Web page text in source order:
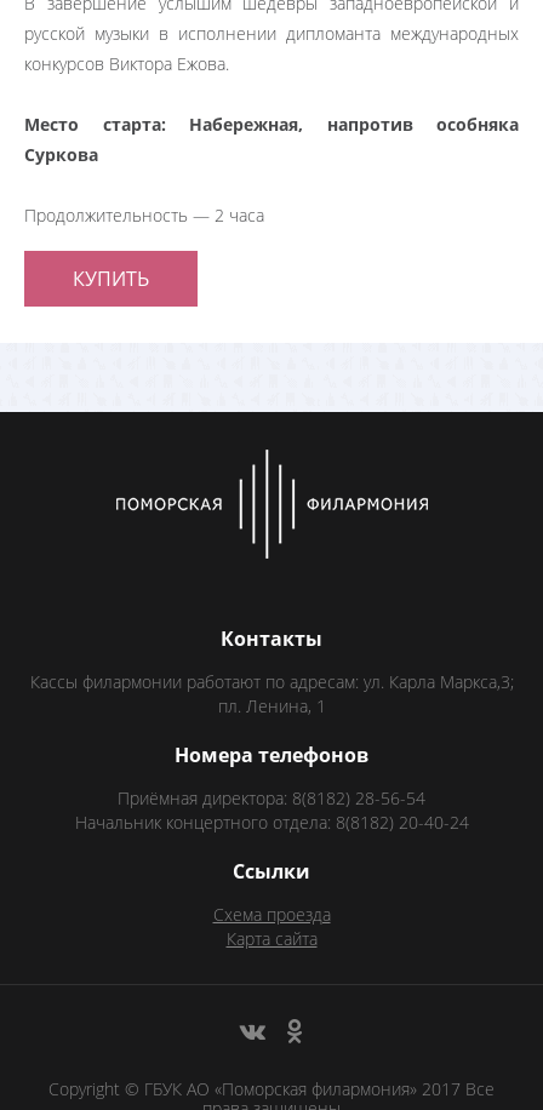
русской музыки в исполнении дипломанта международных
конкурсов Виктора Ежова.
Место старта: Набережная, напротив особняка
Суркова
Продолжительность — 2 часа
КУПИТЬ
Контакты
Кассы филармонии работают по адресам: ул. Карла Маркса,3;
пл. Ленина, 1
Номера телефонов
Приёмная директора: 8(8182) 28-56-54
Начальник концертного отдела: 8(8182) 20-40-24
Ссылки
Схема проезда
Карта сайта
Copyright © ГБУК АО «Поморская филармония» 2017 Все